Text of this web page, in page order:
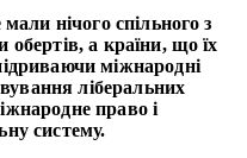
нічого спільного з
а країни, що їх
міжнародні
ліберальних
право і
систему.